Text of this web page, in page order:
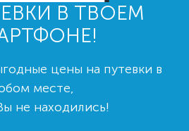
В ТВОЕМ
цены на путевки в
месте,
не находились!